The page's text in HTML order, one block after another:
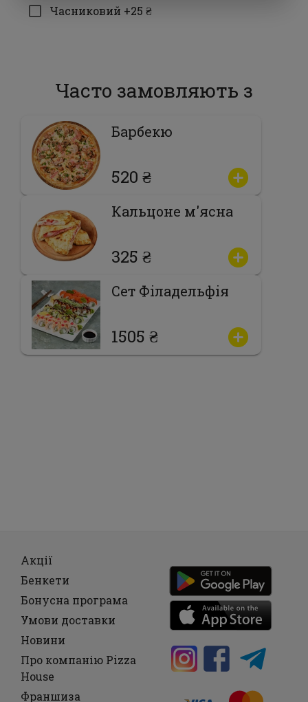
Часниковий +25 ₴
Часто замовляють з
Барбекю
520 ₴
Кальцоне м'ясна
325 ₴
Сет Філадельфія
1505 ₴
Акції
Бенкети
Бонусна програма
Умови доставки
Новини
Про компанію Pizza
House
Франшиза